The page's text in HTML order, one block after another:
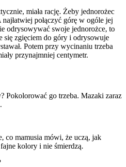
miała rację. Żeby jednorożec
najłatwiej połączyć górę w ogóle jej
odrysowywać swoje jednorożce, to
się zgięciem do góry i odrysowuje
Potem przy wycinaniu trzeba
przynajmniej centymetr.
Pokolorować go trzeba. Mazaki zaraz
co mamusia mówi, że uczą, jak
kolory i nie śmierdzą.